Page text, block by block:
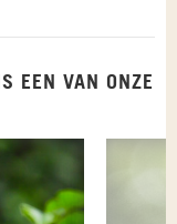
EEN VAN ONZE